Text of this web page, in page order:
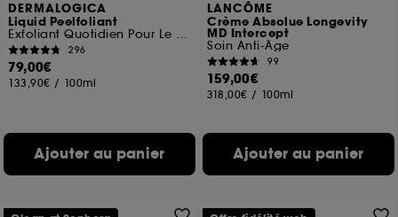
DERMALOGICA
Liquid Peelfoliant
Exfoliant Quotidien Pour Le Visage
296
79,00€
133,90€ / 100ml
Ajouter au panier
LANCÔME
Crème Absolue Longevity
MD Intercept
Soin Anti-Âge
99
159,00€
318,00€ / 100ml
Ajouter au panier